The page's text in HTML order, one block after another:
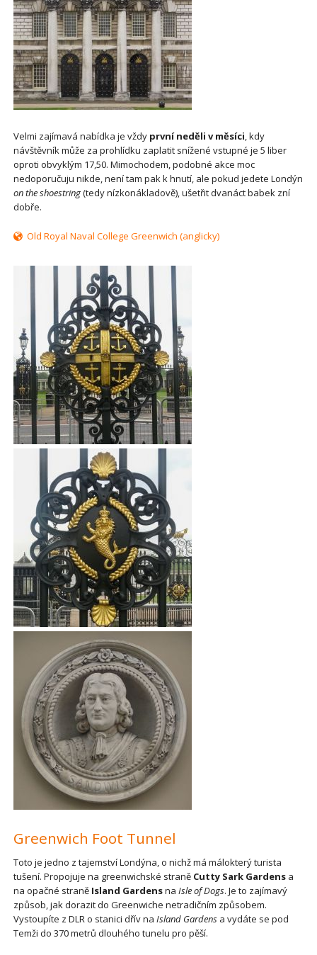
Velmi zajímavá nabídka je vždy první neděli v měsíci, kdy
návštěvník může za prohlídku zaplatit snížené vstupné je 5 liber
oproti obvyklým 17,50. Mimochodem, podobné akce moc
nedoporučuju nikde, není tam pak k hnutí, ale pokud jedete Londýn
on the shoestring(tedy nízkonákladově), ušetřit dvanáct babek zní
dobře.
Old Royal Naval College Greenwich (anglicky)
Greenwich Foot Tunnel
Toto je jedno z tajemství Londýna, o nichž má málokterý turista
tušení. Propojuje na greenwichské straně Cutty Sark Gardensa
na opačné straně Island Gardensna Isle of Dogs. Je to zajímavý
způsob, jak dorazit do Greenwiche netradičním způsobem.
Vystoupíte z DLR o stanici dřív na Island Gardensa vydáte se pod
Temži do 370 metrů dlouhého tunelu pro pěší.